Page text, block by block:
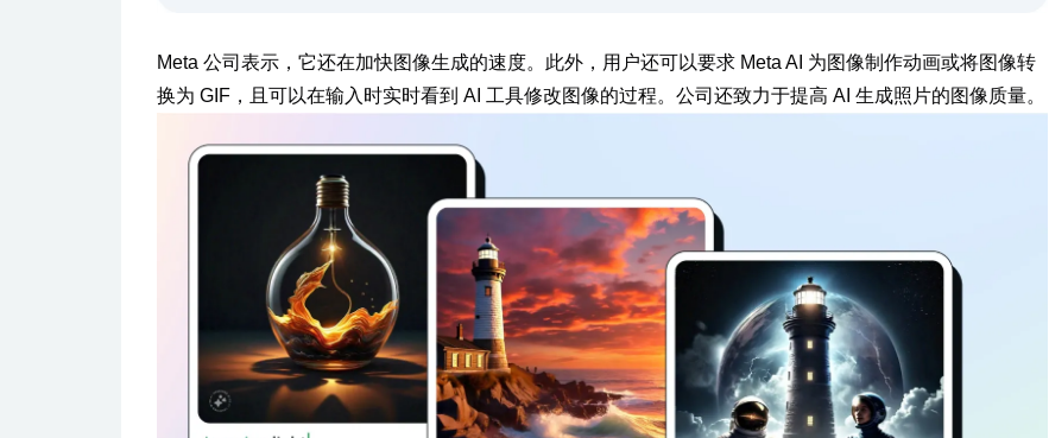
Meta 公司表示，它还在加快图像生成的速度。此外，用户还可以要求 Meta AI 为图像制作动画或将图像转
换为 GIF，且可以在输入时实时看到 AI 工具修改图像的过程。公司还致力于提高 AI 生成照片的图像质量。